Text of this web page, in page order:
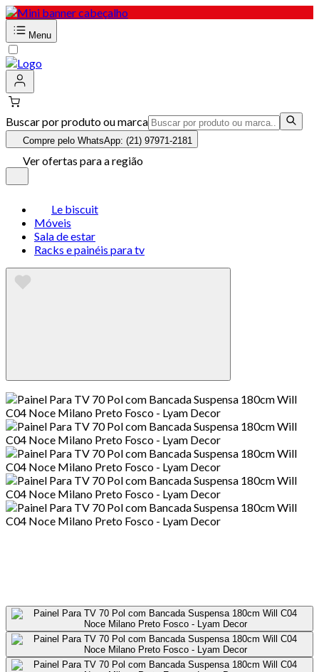
Menu
Buscar por produto ou marca
Compre pelo WhatsApp: (21) 97971-2181
Ver ofertas para a região
Le biscuit
Móveis
Sala de estar
Racks e painéis para tv